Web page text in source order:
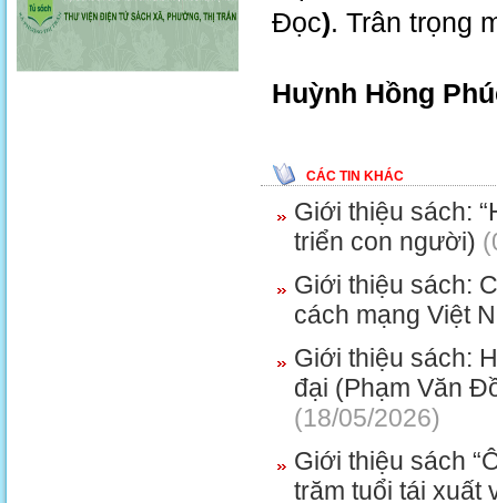
Đọc). Trân trọng
Huỳnh Hồng
CÁC TIN KHÁC
Giới thiệu sách:
triển con người)
Giới thiệu sách:
cách mạng Việt
Giới thiệu sách:
đại (Phạm Văn
(18/05/2026)
Giới thiệu sách
trăm tuổi tái xuất